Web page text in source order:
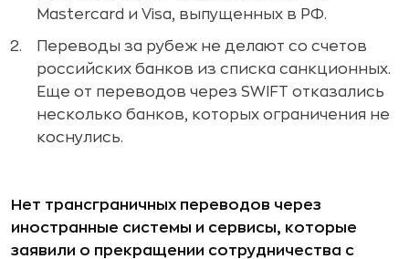
Mastercard и Visa, выпущенных в РФ.
Переводы за рубеж не делают со счетов
российских банков из списка санкционных.
Еще от переводов через SWIFT отказались
несколько банков, которых ограничения не
коснулись.
Нет трансграничных переводов через
иностранные системы и сервисы, которые
заявили о прекращении сотрудничества с